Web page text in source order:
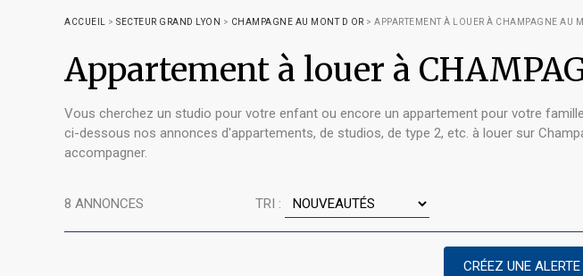
ACCUEIL > SECTEUR GRAND LYON > CHAMPAGNE AU MONT D OR > APPARTEMENT À LOUER À CHAMPAGNE AU
Appartement à louer à
Vous cherchez un studio pour votre enfant ou encore un appartement pour votre
ci-dessous nos annonces d'appartements, de studios, de type 2, etc. à louer sur
accompagner.
8 ANNONCES TRI :